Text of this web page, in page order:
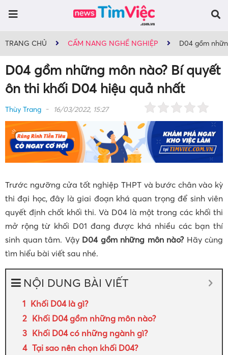
TRANG CHỦ CẨM NANG NGHỀ NGHIỆP D04 gồm
D04 gồm những môn nào? Bí quyết
ôn thi khối D04 hiệu quả nhất
Thùy Trang 16/03/2022, 15:27
Trước ngưỡng cửa tốt nghiệp THPT và bước chân vào kỳ
thi đại học, đây là giai đoạn khá quan trọng để sinh viên
quyết định chốt khối thi. Và D04 là một trong các khối thi
mở rộng từ khối D01 đang được khá nhiều các bạn thí
sinh quan tâm. VậyD04 gồm những môn nào?Hãy cùng
tìm hiểu bài viết sau nhé.
NỘI DUNG BÀI VIẾT
Khối D04 là gì?
Khối D04 gồm những môn nào?
Khối D04 có những ngành gì?
Tại sao nên chọn khối D04?